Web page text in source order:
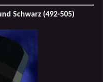
Schwarz (492-505)